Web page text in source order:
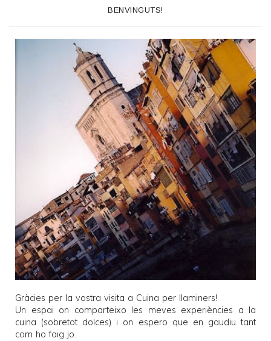
BENVINGUTS!
Gràcies per la vostra visita a Cuina per llaminers!
Un espai on comparteixo les meves experiències a la
cuina (sobretot dolces) i on espero que en gaudiu tant
com ho faig jo.